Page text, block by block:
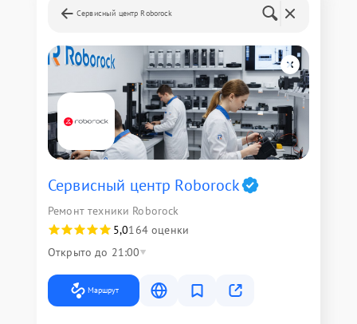
Сервисный центр Roborock
Сервисный центр Roborock
Ремонт техники Roborock
5,0164 оценки
Открыто до 21:00
Маршрут